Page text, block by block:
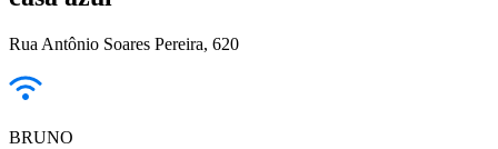
Rua Antônio Soares Pereira, 620
BRUNO